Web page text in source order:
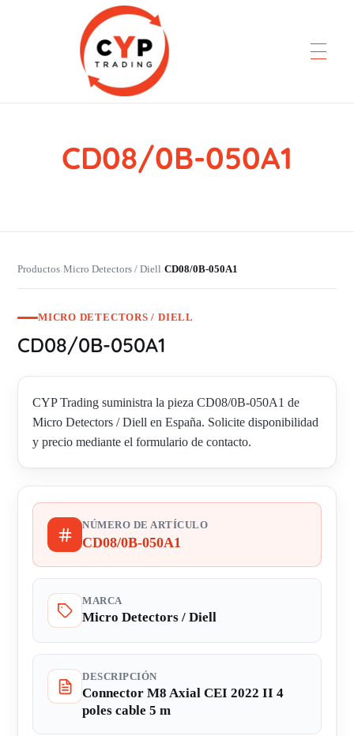
CYP Trading
Professionelle Ersatzteilbeschaffung
CD08/0B-050A1
Productos›Micro Detectors / Diell›CD08/0B-050A1
MICRO DETECTORS / DIELL
CD08/0B-050A1
CYP Trading suministra la pieza CD08/0B-050A1 de
Micro Detectors / Diell en España. Solicite disponibilidad
y precio mediante el formulario de contacto.
NÚMERO DE ARTÍCULO
CD08/0B-050A1
MARCA
Micro Detectors / Diell
DESCRIPCIÓN
Connector M8 Axial CEI 2022 II 4
poles cable 5 m